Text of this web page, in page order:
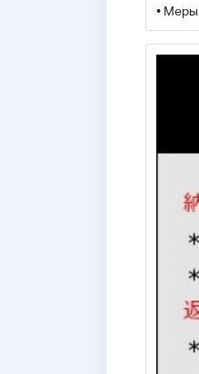
• Меры